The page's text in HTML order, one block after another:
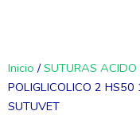
Inicio /SUTURAS ACIDO
POLIGLICOLICO 2
SUTUVET